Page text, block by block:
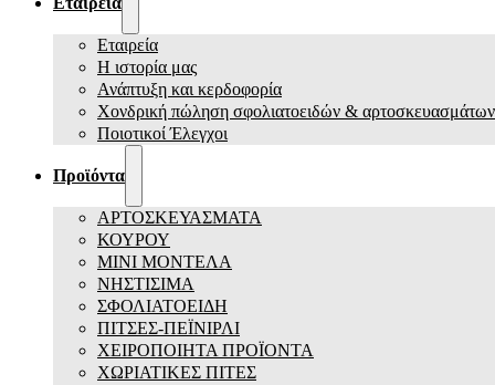
Εταιρεία
Η ιστορία μας
Ανάπτυξη και κερδοφορία
Χονδρική πώληση σφολιατοειδών & αρτοσκευασμάτων
Ποιοτικοί Έλεγχοι
Προϊόντα
ΑΡΤΟΣΚΕΥΑΣΜΑΤΑ
ΚΟΥΡΟΥ
ΜΙΝΙ ΜΟΝΤΕΛΑ
ΝΗΣΤΙΣΙΜΑ
ΣΦΟΛΙΑΤΟΕΙΔΗ
ΠΙΤΣΕΣ-ΠΕΪΝΙΡΛΙ
ΧΕΙΡΟΠΟΙΗΤΑ ΠΡΟΪΟΝΤΑ
ΧΩΡΙΑΤΙΚΕΣ ΠΙΤΕΣ